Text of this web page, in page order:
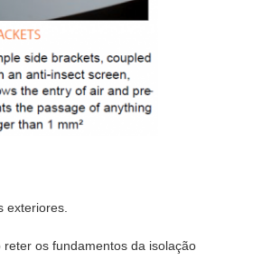
exteriores.
os fundamentos da isolação